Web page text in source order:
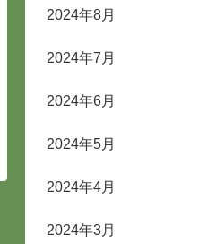
2024年8月
2024年7月
2024年6月
2024年5月
2024年4月
2024年3月